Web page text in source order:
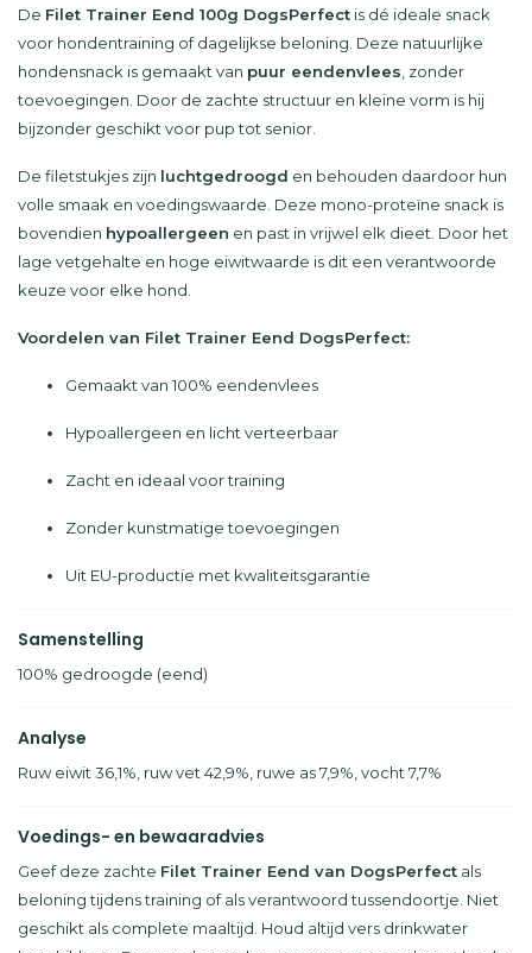
De Filet Trainer Eend 100g DogsPerfect is dé ideale snack
voor hondentraining of dagelijkse beloning. Deze natuurlijke
hondensnack is gemaakt van puur eendenvlees , zonder
toevoegingen. Door de zachte structuur en kleine vorm is hij
bijzonder geschikt voor pup tot senior.
De filetstukjes zijn luchtgedroogd en behouden daardoor hun
volle smaak en voedingswaarde. Deze mono-proteïne snack is
bovendien hypoallergeen en past in vrijwel elk dieet. Door het
lage vetgehalte en hoge eiwitwaarde is dit een verantwoorde
keuze voor elke hond.
Voordelen van Filet Trainer Eend DogsPerfect:
Gemaakt van 100% eendenvlees
Hypoallergeen en licht verteerbaar
Zacht en ideaal voor training
Zonder kunstmatige toevoegingen
Uit EU-productie met kwaliteitsgarantie
Samenstelling
100% gedroogde (eend)
Analyse
Ruw eiwit 36,1%, ruw vet 42,9%, ruwe as 7,9%, vocht 7,7%
Voedings- en bewaaradvies
Geef deze zachte Filet Trainer Eend van DogsPerfect als
beloning tijdens training of als verantwoord tussendoortje. Niet
geschikt als complete maaltijd. Houd altijd vers drinkwater